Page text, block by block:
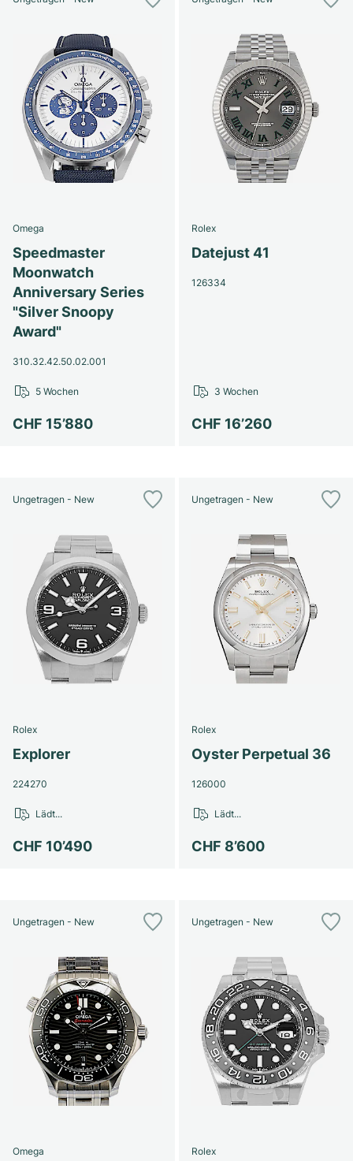
Omega
Speedmaster
Moonwatch
Anniversary Series
"Silver Snoopy
Award"
310.32.42.50.02.001
CHF 15’880
5 Wochen
Rolex
Datejust 41
126334
CHF 16’260
3 Wochen
Ungetragen - New
Rolex
Explorer
224270
CHF 10’490
Lädt...
Ungetragen - New
Rolex
Oyster Perpetual 36
126000
CHF 8’600
Lädt...
Ungetragen - New
Omega
Ungetragen - New
Rolex